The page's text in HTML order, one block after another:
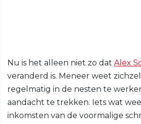
Nu is het alleen niet zo dat Alex
veranderd is. Meneer weet
regelmatig in de nesten te
aandacht te trekken. Iets wat
inkomsten van de voormalige